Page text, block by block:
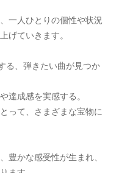
一人ひとりの個性や状況
げていきます。
る、弾きたい曲が見つか
達成感を実感する。
って、さまざまな宝物に
豊かな感受性が生まれ、